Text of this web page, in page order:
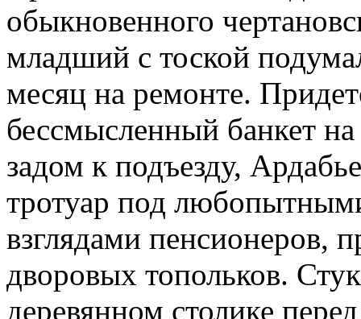
обыкновенного
младший с тоской
месяц на ремонте.
бессмысленный банкет
задом к подъезду,
тротуар под
взглядами пенсионеров,
дворовых топольков.
деревянном столике